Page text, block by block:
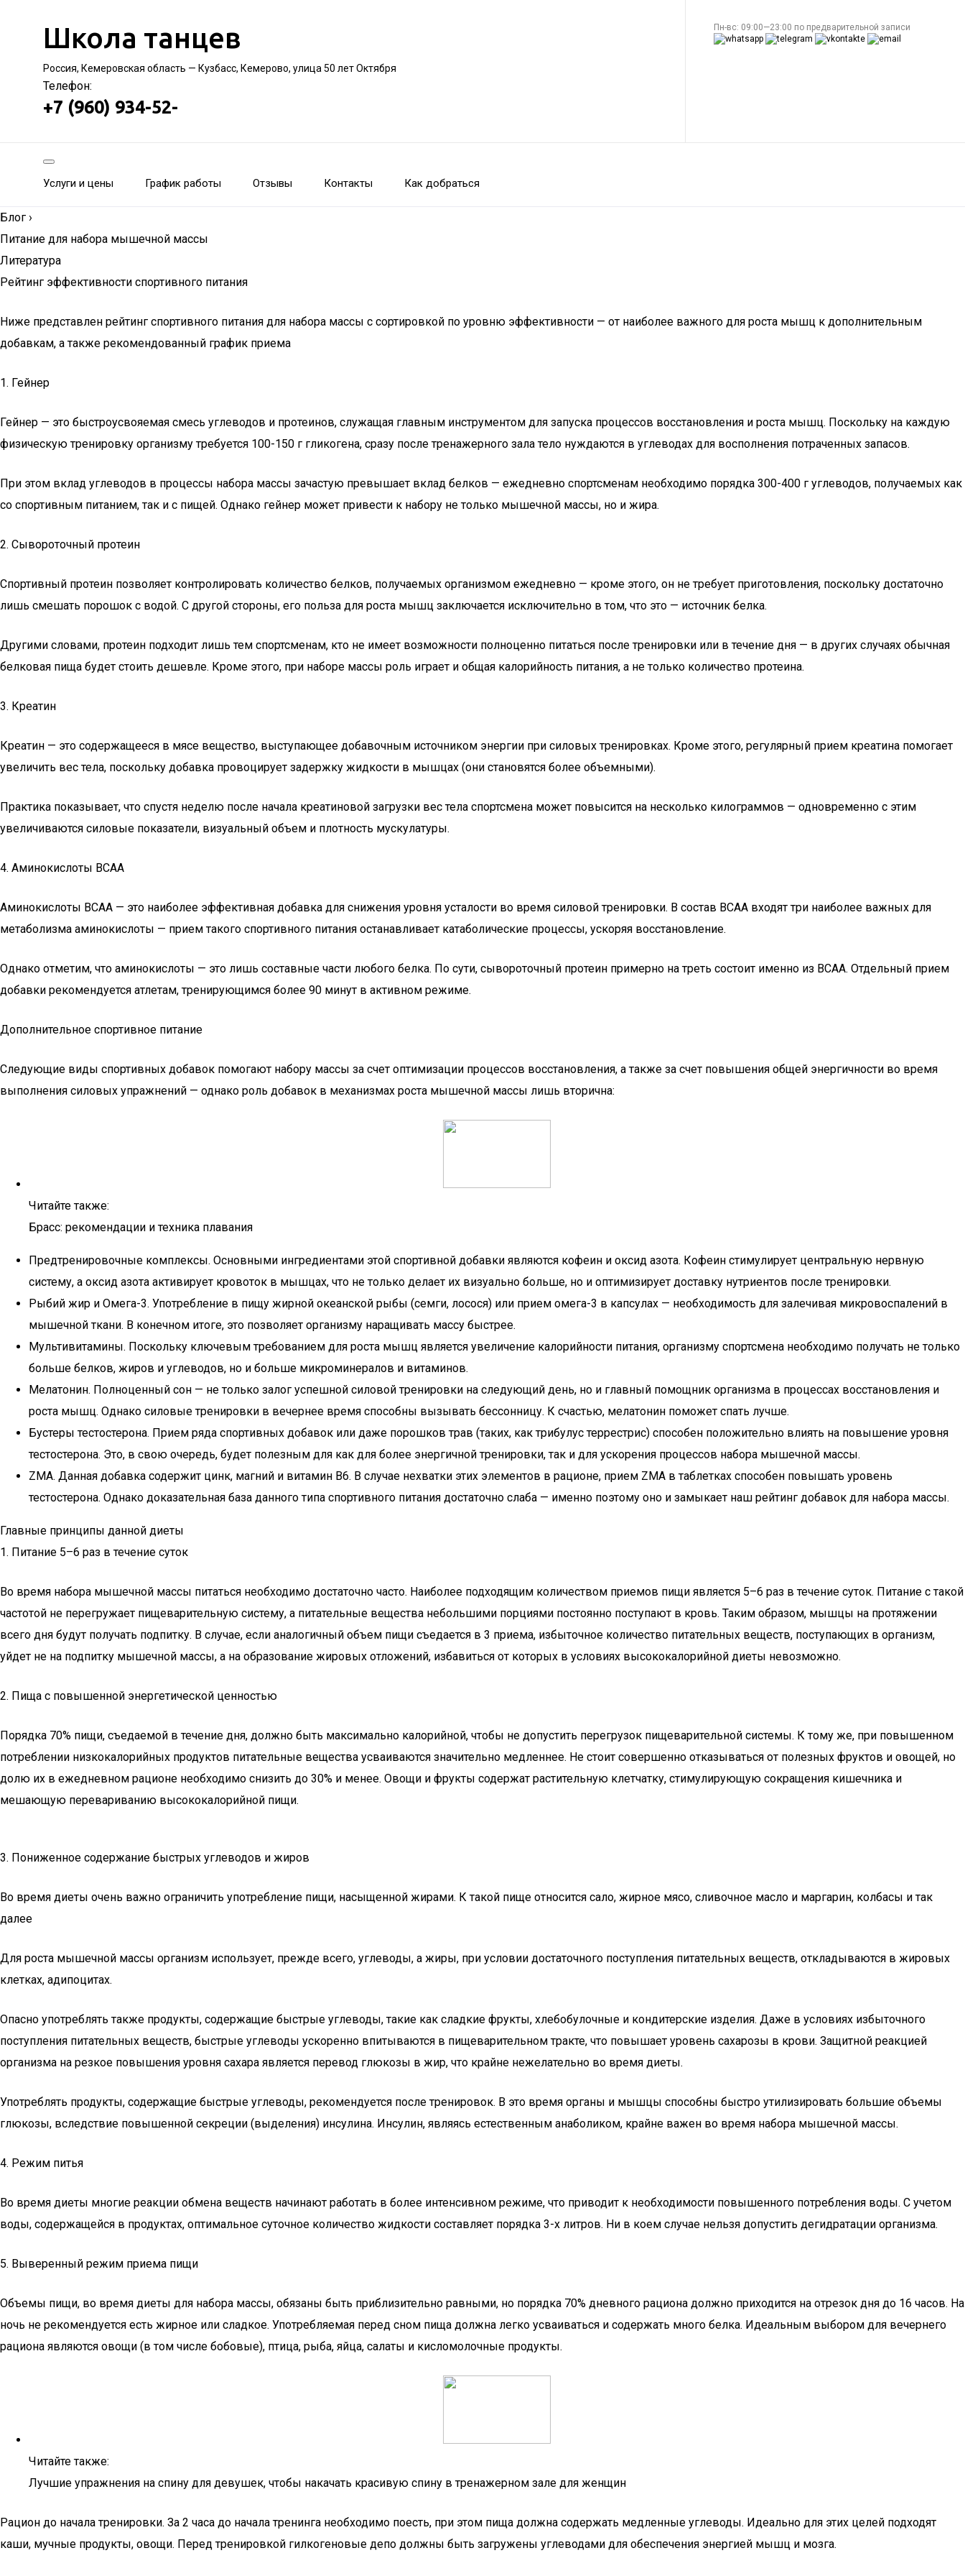
Школа танцев
Россия, Кемеровская область — Кузбасс, Кемерово, улица 50 лет Октября
Телефон:
+7 (960) 934-52-
Пн-вс: 09:00—23:00 по предварительной записи
Услуги и цены График работы Отзывы Контакты Как добраться
Блог ›
Питание для набора мышечной массы
Литература
Рейтинг эффективности спортивного питания
Ниже представлен рейтинг спортивного питания для набора массы с сортировкой по уровню эффективности — от наиболее важного для роста мышц к дополнительным
добавкам, а также рекомендованный график приема
1. Гейнер
Гейнер — это быстроусвояемая смесь углеводов и протеинов, служащая главным инструментом для запуска процессов восстановления и роста мышц. Поскольку на каждую
физическую тренировку организму требуется 100-150 г гликогена, сразу после тренажерного зала тело нуждаются в углеводах для восполнения потраченных запасов.
При этом вклад углеводов в процессы набора массы зачастую превышает вклад белков — ежедневно спортсменам необходимо порядка 300-400 г углеводов, получаемых как
со спортивным питанием, так и с пищей. Однако гейнер может привести к набору не только мышечной массы, но и жира.
2. Сывороточный протеин
Спортивный протеин позволяет контролировать количество белков, получаемых организмом ежедневно — кроме этого, он не требует приготовления, поскольку достаточно
лишь смешать порошок с водой. С другой стороны, его польза для роста мышц заключается исключительно в том, что это — источник белка.
Другими словами, протеин подходит лишь тем спортсменам, кто не имеет возможности полноценно питаться после тренировки или в течение дня — в других случаях обычная
белковая пища будет стоить дешевле. Кроме этого, при наборе массы роль играет и общая калорийность питания, а не только количество протеина.
3. Креатин
Креатин — это содержащееся в мясе вещество, выступающее добавочным источником энергии при силовых тренировках. Кроме этого, регулярный прием креатина помогает
увеличить вес тела, поскольку добавка провоцирует задержку жидкости в мышцах (они становятся более объемными).
Практика показывает, что спустя неделю после начала креатиновой загрузки вес тела спортсмена может повысится на несколько килограммов — одновременно с этим
увеличиваются силовые показатели, визуальный объем и плотность мускулатуры.
4. Аминокислоты BCAA
Аминокислоты BCAA — это наиболее эффективная добавка для снижения уровня усталости во время силовой тренировки. В состав BCAA входят три наиболее важных для
метаболизма аминокислоты — прием такого спортивного питания останавливает катаболические процессы, ускоряя восстановление.
Однако отметим, что аминокислоты — это лишь составные части любого белка. По сути, сывороточный протеин примерно на треть состоит именно из BCAA. Отдельный прием
добавки рекомендуется атлетам, тренирующимся более 90 минут в активном режиме.
Дополнительное спортивное питание
Следующие виды спортивных добавок помогают набору массы за счет оптимизации процессов восстановления, а также за счет повышения общей энергичности во время
выполнения силовых упражнений — однако роль добавок в механизмах роста мышечной массы лишь вторична:
Читайте также:
Брасс: рекомендации и техника плавания
Предтренировочные комплексы. Основными ингредиентами этой спортивной добавки являются кофеин и оксид азота. Кофеин стимулирует центральную нервную
систему, а оксид азота активирует кровоток в мышцах, что не только делает их визуально больше, но и оптимизирует доставку нутриентов после тренировки.
Рыбий жир и Омега-3. Употребление в пищу жирной океанской рыбы (семги, лосося) или прием омега-3 в капсулах — необходимость для залечивая микровоспалений в
мышечной ткани. В конечном итоге, это позволяет организму наращивать массу быстрее.
Мультивитамины. Поскольку ключевым требованием для роста мышц является увеличение калорийности питания, организму спортсмена необходимо получать не только
больше белков, жиров и углеводов, но и больше микроминералов и витаминов.
Мелатонин. Полноценный сон — не только залог успешной силовой тренировки на следующий день, но и главный помощник организма в процессах восстановления и
роста мышц. Однако силовые тренировки в вечернее время способны вызывать бессонницу. К счастью, мелатонин поможет спать лучше.
Бустеры тестостерона. Прием ряда спортивных добавок или даже порошков трав (таких, как трибулус террестрис) способен положительно влиять на повышение уровня
тестостерона. Это, в свою очередь, будет полезным для как для более энергичной тренировки, так и для ускорения процессов набора мышечной массы.
ZMA. Данная добавка содержит цинк, магний и витамин B6. В случае нехватки этих элементов в рационе, прием ZMA в таблетках способен повышать уровень
тестостерона. Однако доказательная база данного типа спортивного питания достаточно слаба — именно поэтому оно и замыкает наш рейтинг добавок для набора массы.
Главные принципы данной диеты
1. Питание 5–6 раз в течение суток
Во время набора мышечной массы питаться необходимо достаточно часто. Наиболее подходящим количеством приемов пищи является 5–6 раз в течение суток. Питание с такой
частотой не перегружает пищеварительную систему, а питательные вещества небольшими порциями постоянно поступают в кровь. Таким образом, мышцы на протяжении
всего дня будут получать подпитку. В случае, если аналогичный объем пищи съедается в 3 приема, избыточное количество питательных веществ, поступающих в организм,
уйдет не на подпитку мышечной массы, а на образование жировых отложений, избавиться от которых в условиях высококалорийной диеты невозможно.
2. Пища с повышенной энергетической ценностью
Порядка 70% пищи, съедаемой в течение дня, должно быть максимально калорийной, чтобы не допустить перегрузок пищеварительной системы. К тому же, при повышенном
потреблении низкокалорийных продуктов питательные вещества усваиваются значительно медленнее. Не стоит совершенно отказываться от полезных фруктов и овощей, но
долю их в ежедневном рационе необходимо снизить до 30% и менее. Овощи и фрукты содержат растительную клетчатку, стимулирующую сокращения кишечника и
мешающую перевариванию высококалорийной пищи.
3. Пониженное содержание быстрых углеводов и жиров
Во время диеты очень важно ограничить употребление пищи, насыщенной жирами. К такой пище относится сало, жирное мясо, сливочное масло и маргарин, колбасы и так
далее
Для роста мышечной массы организм использует, прежде всего, углеводы, а жиры, при условии достаточного поступления питательных веществ, откладываются в жировых
клетках, адипоцитах.
Опасно употреблять также продукты, содержащие быстрые углеводы, такие как сладкие фрукты, хлебобулочные и кондитерские изделия. Даже в условиях избыточного
поступления питательных веществ, быстрые углеводы ускоренно впитываются в пищеварительном тракте, что повышает уровень сахарозы в крови. Защитной реакцией
организма на резкое повышения уровня сахара является перевод глюкозы в жир, что крайне нежелательно во время диеты.
Употреблять продукты, содержащие быстрые углеводы, рекомендуется после тренировок. В это время органы и мышцы способны быстро утилизировать большие объемы
глюкозы, вследствие повышенной секреции (выделения) инсулина. Инсулин, являясь естественным анаболиком, крайне важен во время набора мышечной массы.
4. Режим питья
Во время диеты многие реакции обмена веществ начинают работать в более интенсивном режиме, что приводит к необходимости повышенного потребления воды. С учетом
воды, содержащейся в продуктах, оптимальное суточное количество жидкости составляет порядка 3-х литров. Ни в коем случае нельзя допустить дегидратации организма.
5. Выверенный режим приема пищи
Объемы пищи, во время диеты для набора массы, обязаны быть приблизительно равными, но порядка 70% дневного рациона должно приходится на отрезок дня до 16 часов. На
ночь не рекомендуется есть жирное или сладкое. Употребляемая перед сном пища должна легко усваиваться и содержать много белка. Идеальным выбором для вечернего
рациона являются овощи (в том числе бобовые), птица, рыба, яйца, салаты и кисломолочные продукты.
Читайте также:
Лучшие упражнения на спину для девушек, чтобы накачать красивую спину в тренажерном зале для женщин
Рацион до начала тренировки. За 2 часа до начала тренинга необходимо поесть, при этом пища должна содержать медленные углеводы. Идеально для этих целей подходят
каши, мучные продукты, овощи. Перед тренировкой гилкогеновые депо должны быть загружены углеводами для обеспечения энергией мышц и мозга.